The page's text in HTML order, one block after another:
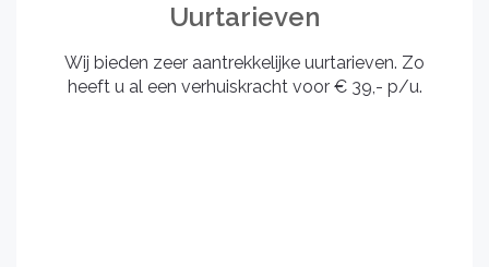
Uurtarieven
Wij bieden zeer aantrekkelijke uurtarieven. Zo
heeft u al een verhuiskracht voor € 39,- p/u.